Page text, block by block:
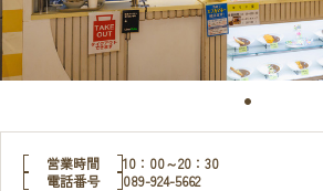
営業時間
10：00～20：30
電話番号
089-924-5662